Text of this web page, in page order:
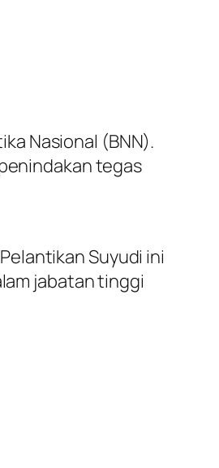
Nasional (BNN).
tegas
Suyudi ini
jabatan tinggi